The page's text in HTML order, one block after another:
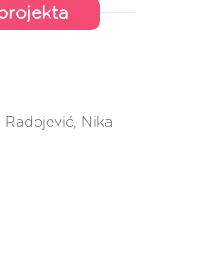
Radojević, Nika